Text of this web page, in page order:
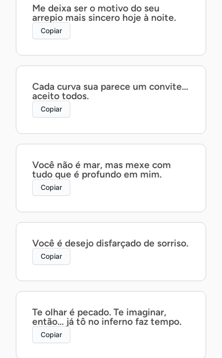
Me deixa ser o motivo do seu
arrepio mais sincero hoje à noite.
Copiar
Cada curva sua parece um convite…
aceito todos.
Copiar
Você não é mar, mas mexe com
tudo que é profundo em mim.
Copiar
Você é desejo disfarçado de sorriso.
Copiar
Te olhar é pecado. Te imaginar,
então… já tô no inferno faz tempo.
Copiar